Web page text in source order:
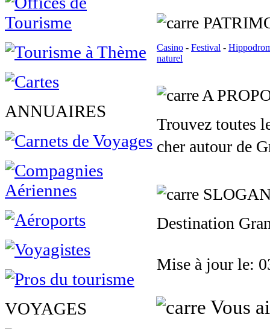
ANNUAIRES
VOYAGES
Casino - Festival -
naturel
A
Trouvez toutes
cher autour de
Destination
Mise à jour le:
Vous